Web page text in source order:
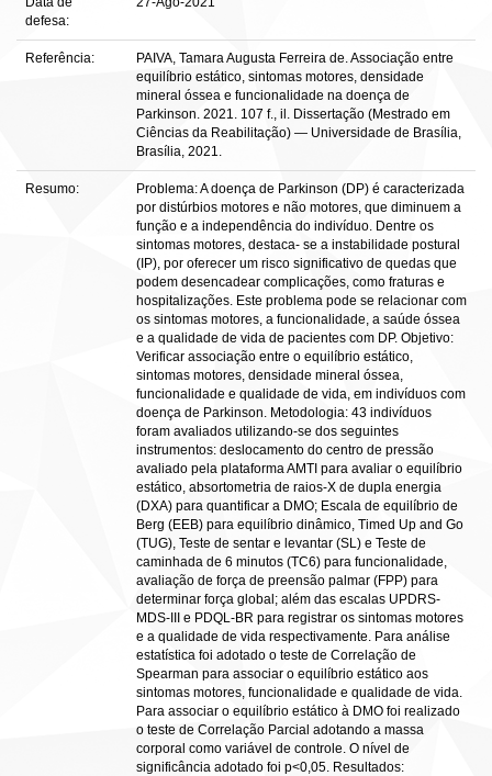
defesa:
Referência:
PAIVA, Tamara Augusta Ferreira de. Associação entre
equilíbrio estático, sintomas motores, densidade
mineral óssea e funcionalidade na doença de
Parkinson. 2021. 107 f., il. Dissertação (Mestrado em
Ciências da Reabilitação) — Universidade de Brasília,
Brasília, 2021.
Resumo:
Problema: A doença de Parkinson (DP) é caracterizada
por distúrbios motores e não motores, que diminuem a
função e a independência do indivíduo. Dentre os
sintomas motores, destaca- se a instabilidade postural
(IP), por oferecer um risco significativo de quedas que
podem desencadear complicações, como fraturas e
hospitalizações. Este problema pode se relacionar com
os sintomas motores, a funcionalidade, a saúde óssea
e a qualidade de vida de pacientes com DP. Objetivo:
Verificar associação entre o equilíbrio estático,
sintomas motores, densidade mineral óssea,
funcionalidade e qualidade de vida, em indivíduos com
doença de Parkinson. Metodologia: 43 indivíduos
foram avaliados utilizando-se dos seguintes
instrumentos: deslocamento do centro de pressão
avaliado pela plataforma AMTI para avaliar o equilíbrio
estático, absortometria de raios-X de dupla energia
(DXA) para quantificar a DMO; Escala de equilíbrio de
Berg (EEB) para equilíbrio dinâmico, Timed Up and Go
(TUG), Teste de sentar e levantar (SL) e Teste de
caminhada de 6 minutos (TC6) para funcionalidade,
avaliação de força de preensão palmar (FPP) para
determinar força global; além das escalas UPDRS-
MDS-ΙΙΙ e PDQL-BR para registrar os sintomas motores
e a qualidade de vida respectivamente. Para análise
estatística foi adotado o teste de Correlação de
Spearman para associar o equilíbrio estático aos
sintomas motores, funcionalidade e qualidade de vida.
Para associar o equilíbrio estático à DMO foi realizado
o teste de Correlação Parcial adotando a massa
corporal como variável de controle. O nível de
significância adotado foi p<0,05. Resultados: